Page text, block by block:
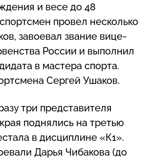
и весе до 48
провел несколько
завоевал звание вице-
России и выполнил
в мастера спорта.
Сергей Ушаков.
три представителя
поднялись на третью
в дисциплине «К1».
Дарья Чибакова (до